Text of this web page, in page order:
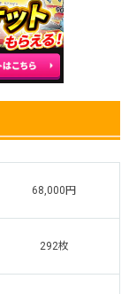
30,000円
30,000円
30,000円
68,000円
292枚